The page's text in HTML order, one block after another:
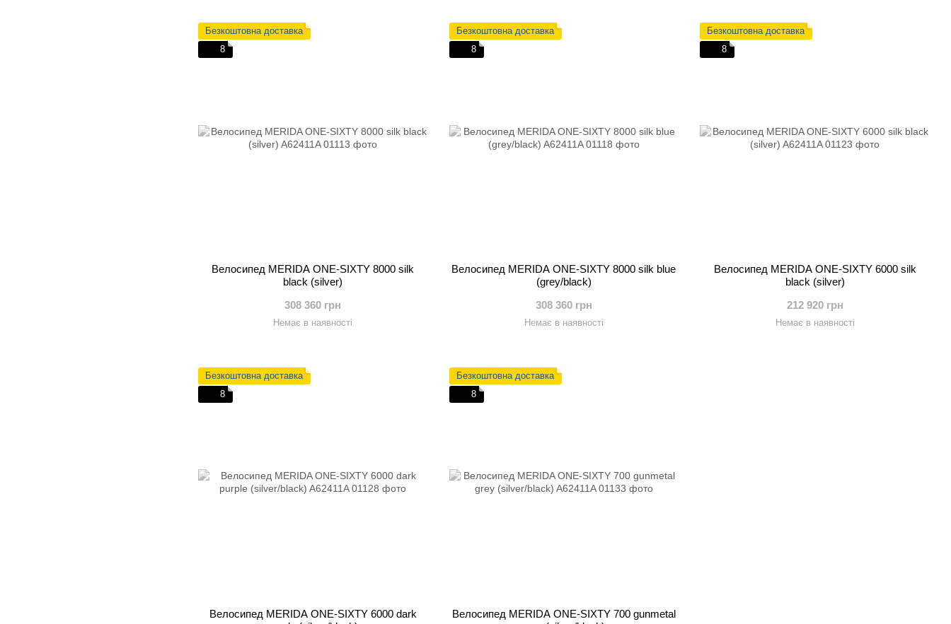
Безкоштовна доставка
8
Велосипед MERIDA ONE-SIXTY 8000 silk
black (silver)
308 360 грн
Немає в наявності
Безкоштовна доставка
8
Велосипед MERIDA ONE-SIXTY 8000 silk blue
(grey/black)
308 360 грн
Немає в наявності
Безкоштовна доставка
8
Велосипед MERIDA ONE-SIXTY 6000 silk
black (silver)
212 920 грн
Немає в наявності
Безкоштовна доставка
8
Велосипед MERIDA ONE-SIXTY 6000 dark
Безкоштовна доставка
8
Велосипед MERIDA ONE-SIXTY 700 gunmetal